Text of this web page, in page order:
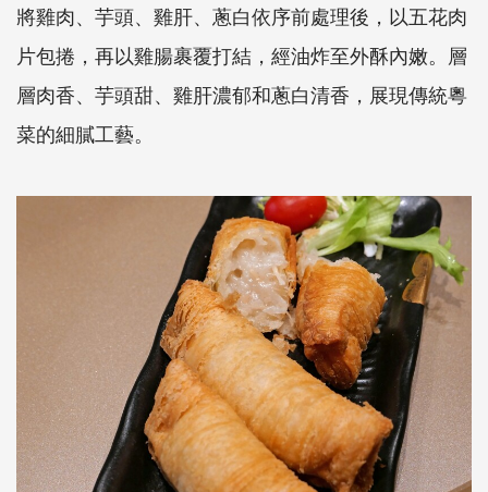
將雞肉、芋頭、雞肝、蔥白依序前處理後，以五花肉
片包捲，再以雞腸裹覆打結，經油炸至外酥內嫩。層
層肉香、芋頭甜、雞肝濃郁和蔥白清香，展現傳統粵
菜的細膩工藝。